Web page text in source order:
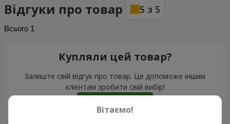
Відгуки про товар 5 з 5
Всього 1
Купляли цей товар?
Залиште свій відгук про товар. Це допоможе іншим
клієнтам зробити свій вибір!
Вітаємо!